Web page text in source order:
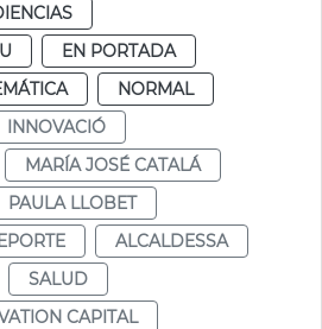
EN PORTADA
NORMAL
INNOVACIÓ
MARÍA JOSÉ CATALÁ
PAULA LLOBET
ALCALDESSA
SALUD
CAPITAL